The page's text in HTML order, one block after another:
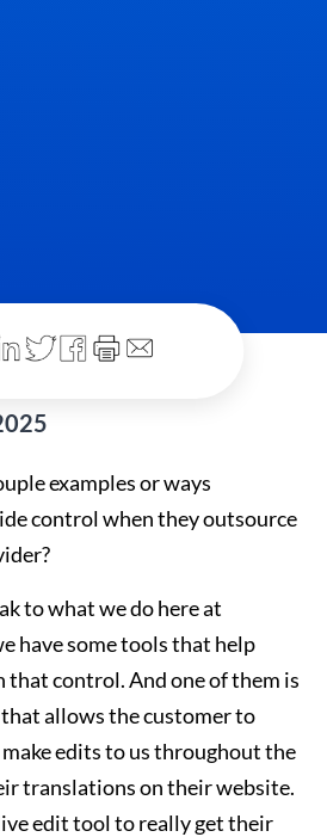
examples or ways
control when they outsource
to what we do here at
have some tools that help
that control. And one of them is
allows the customer to
edits to us throughout the
translations on their website.
edit tool to really get their